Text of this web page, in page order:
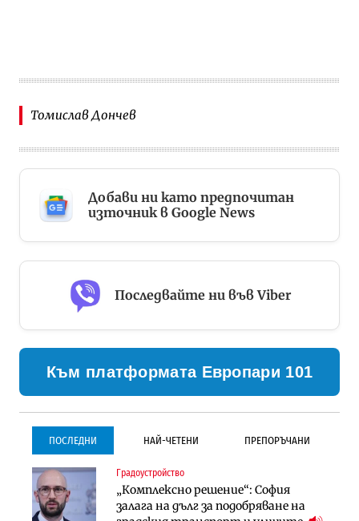
Томислав Дончев
Добави ни като предпочитан
източник в Google News
Последвайте ни във Viber
Към платформата Европари 101
ПОСЛЕДНИ НАЙ-ЧЕТЕНИ ПРЕПОРЪЧАНИ
Градоустройство
„Комплексно решение“: София
залага на дълг за подобряване на
Градоустройство
Столична община избра
изпълнител за преместването на
Инфраструктура
Проектирането на тунела под
Петрохан ще върви паралелно с